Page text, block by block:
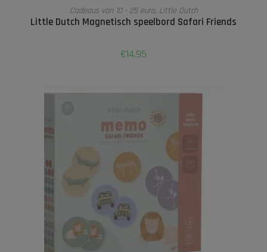
TOEVOEGEN AAN WINKELWAGEN
Cadeaus van 10 - 25 euro, Little Dutch
Little Dutch Magnetisch speelbord Safari Friends
€14,95